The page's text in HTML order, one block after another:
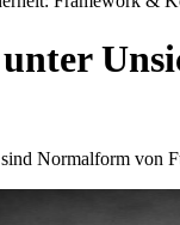
Normalform